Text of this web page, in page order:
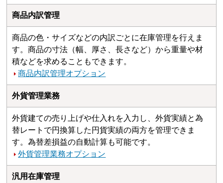
商品内訳管理
商品の色・サイズなどの内訳ごとに在庫管理を行えま
す。商品の寸法（幅、厚さ、長さなど）から重量や材
積などを求めることもできます。
商品内訳管理オプション
外貨管理業務
外貨建ての売り上げや仕入れを入力し、外貨実績と為
替レートで円換算した円貨実績の両方を管理できま
す。為替差損益の自動計算も可能です。
外貨管理業務オプション
汎用在庫管理